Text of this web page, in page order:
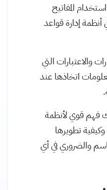
المفاتيح
أنظمة إدارة قواعد
والاعتبارات التي
اتخاذها عند
فهم قوي لأنظمة
إدارة قواعد البيانات DBSM وكيفية تطويرها
والضروري في أي